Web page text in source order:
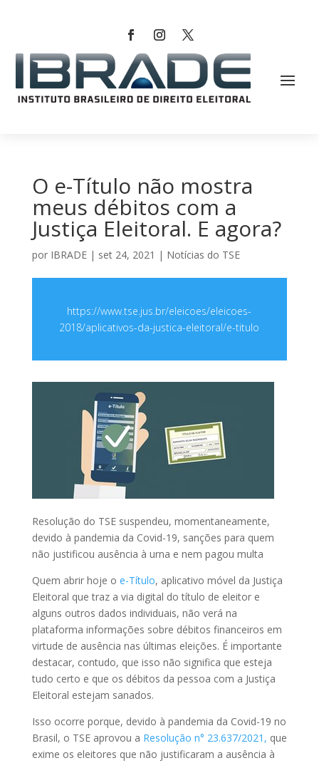
O e-Título não mostra
meus débitos com a
Justiça Eleitoral. E agora?
por IBRADE| set 24, 2021 | Notícias do TSE
https://www.tse.jus.br/eleicoes/eleicoes-
2018/aplicativos-da-justica-eleitoral/e-titulo
Resolução do TSE suspendeu, momentaneamente,
devido à pandemia da Covid-19, sanções para quem
não justificou ausência à urna e nem pagou multa
Quem abrir hoje o e-Título, aplicativo móvel da Justiça
Eleitoral que traz a via digital do título de eleitor e
alguns outros dados individuais, não verá na
plataforma informações sobre débitos financeiros em
virtude de ausência nas últimas eleições. É importante
destacar, contudo, que isso não significa que esteja
tudo certo e que os débitos da pessoa com a Justiça
Eleitoral estejam sanados.
Isso ocorre porque, devido à pandemia da Covid-19 no
Brasil, o TSE aprovou a Resolução n° 23.637/2021, que
exime os eleitores que não justificaram a ausência à